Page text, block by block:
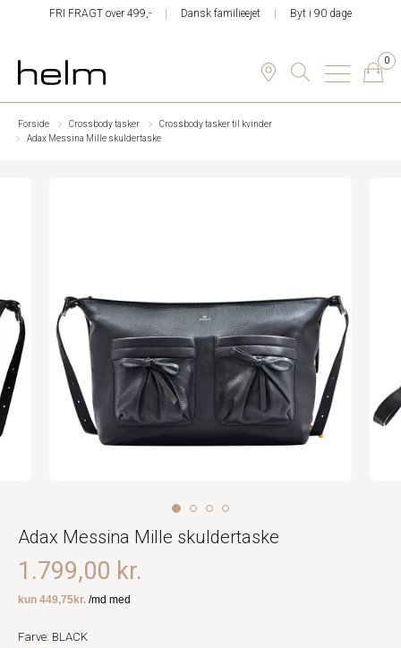
FRI FRAGT over 499,- Dansk familieejet Byt i 90 dage
0
Forside Crossbody tasker
Crossbody tasker til kvinder
Adax Messina Mille skuldertaske
Adax Messina Mille skuldertaske
1.799,00 kr.
Farve: BLACK